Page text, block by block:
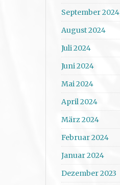
September 2024
August 2024
Juli 2024
Juni 2024
Mai 2024
April 2024
März 2024
Februar 2024
Januar 2024
Dezember 2023